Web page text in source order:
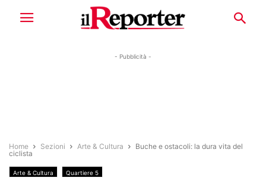
- Pubblicità -
Home Sezioni Arte & Cultura
Buche e ostacoli: la dura vita del
ciclista
Arte & Cultura Quartiere 5